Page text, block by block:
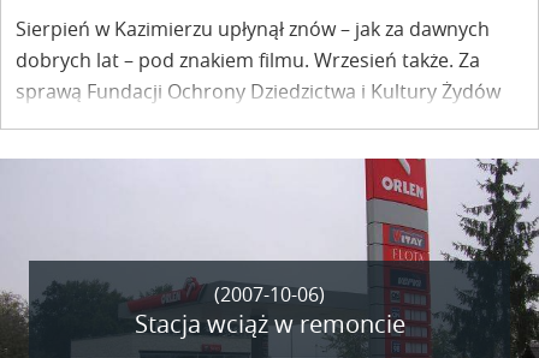
Sierpień w Kazimierzu upłynął znów – jak za dawnych
dobrych lat – pod znakiem filmu. Wrzesień także. Za
sprawą Fundacji Ochrony Dziedzictwa i Kultury Żydów
„Wspólne korzenie” ruchomymi obrazami ożyła
synagoga a wraz z nią żydowski przedwojenny Kazimierz
w filmach takich jak choćby „Dybuk” czy „Judeł gra na
(2007-10-06)
Stacja wciąż w remoncie